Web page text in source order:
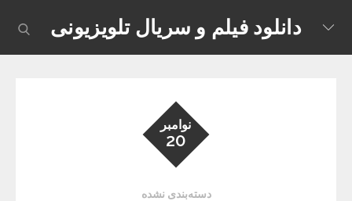
content
دانلود فیلم و سریال تلویزیونی
نوامبر
20
دسته‌بندی نشده